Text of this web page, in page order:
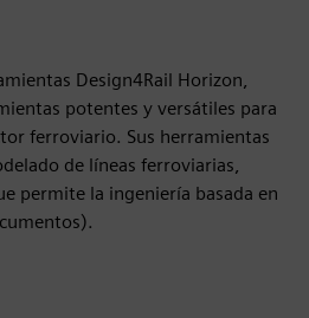
Design4Rail Horizon,
potentes y versátiles para
ferroviario. Sus herramientas
de líneas ferroviarias,
permite la ingeniería basada en